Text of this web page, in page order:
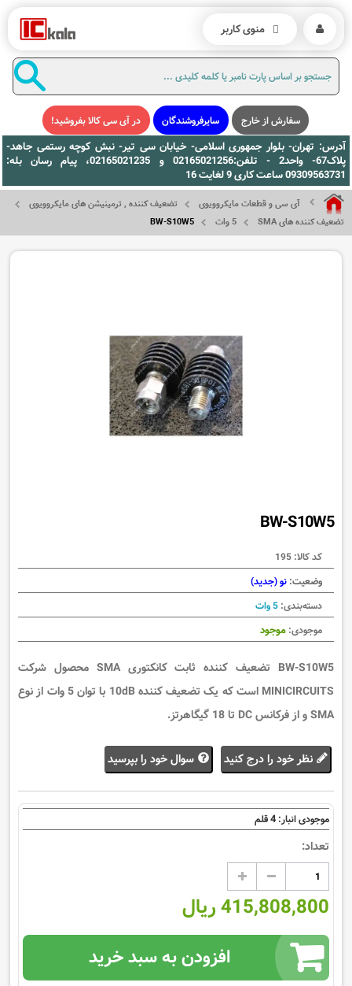
سفارش از خارج سایرفروشندگان در آی سی کالا بفروشید!
آدرس: تهران- بلوار جمهوری اسلامی- خیابان سی تیر- نبش کوچه رستمی جاهد-
پلاک67- واحد2 - تلفن:02165021256 و 02165021235، پیام رسان بله:
09309563731 ساعت کاری 9 لغایت 16
آی سی و قطعات مایکروویوی
تضعیف کننده , ترمینیشن های مایکروویوی
تضعیف کننده های SMA
5 وات BW-S10W5
BW-S10W5
کد کالا: 195
وضعیت: نو (جدید)
دسته‌بندی: 5 وات
موجودی: موجود
BW-S10W5 تضعیف کننده ثابت کانکتوری
SMA محصول شرکت
MINICIRCUITS است که یک
تضعیف کننده 10dB با توان 5
وات از نوع
SMA و از فرکانس DC تا 18 گیگاهرتز.
نظر خود را درج کنید سوال خود را بپرسید
موجودی انبار: 4قلم
تعداد:
415,808,800 ریال
افزودن به سبد خرید
منوی کاربر